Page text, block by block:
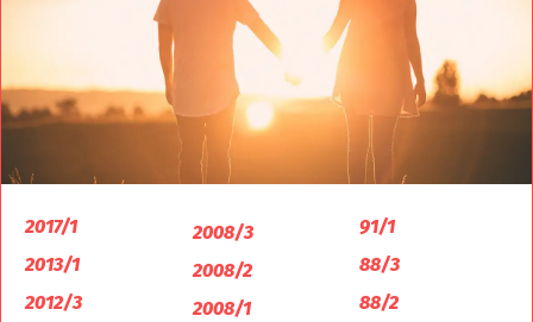
2017/1
2013/1
2012/3
2008/3
2008/2
2008/1
91/1
88/3
88/2